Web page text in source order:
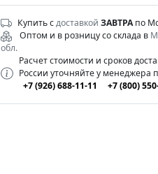
Купить сдоставкой ЗАВТРАпо
Оптом и в розницу со склада в
обл.
Расчет стоимости и сроков
России уточняйте у менеджера
+7 (926) 688-11-11
+7 (800)